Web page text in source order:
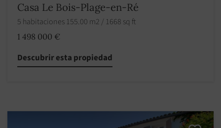
Casa Le Bois-Plage-en-Ré
5 habitaciones 155.00 m2 / 1668 sq ft
1 498 000 €
Descubrir esta propiedad